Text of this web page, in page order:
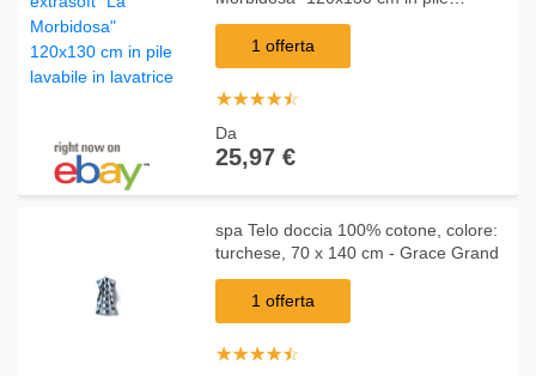
lavabile in lavatrice
1 offerta
☆☆☆☆☆
★★★★★
Da
25,97 €
spa Telo doccia 100% cotone, colore:
turchese, 70 x 140 cm - Grace Grand
1 offerta
☆☆☆☆☆
★★★★★